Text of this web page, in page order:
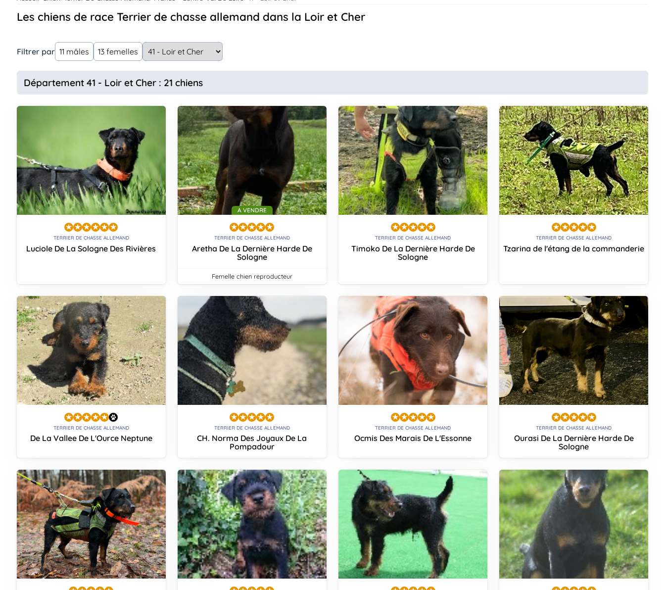
Assurances
Les chiens de race Terrier de chasse allemand dans la Loir et Cher
Filtrer par 11 mâles 13 femelles
Département 41 - Loir et Cher : 21 chiens
TERRIER DE CHASSE ALLEMAND
Luciole De La Sologne Des Rivières
A VENDRE
TERRIER DE CHASSE ALLEMAND
Aretha De La Dernière Harde De
Sologne
femelle chien reproducteur
TERRIER DE CHASSE ALLEMAND
Timoko De La Dernière Harde De
Sologne
TERRIER DE CHASSE ALLEMAND
Tzarina de l'étang de la commanderie
TERRIER DE CHASSE ALLEMAND
De La Vallee De L'Ource Neptune
TERRIER DE CHASSE ALLEMAND
CH. Norma Des Joyaux De La
Pompadour
TERRIER DE CHASSE ALLEMAND
Ocmis Des Marais De L'Essonne
TERRIER DE CHASSE ALLEMAND
Ourasi De La Dernière Harde De
Sologne